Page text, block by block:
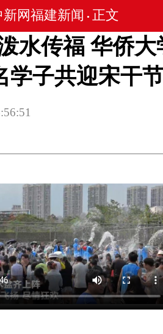
新网福建新闻 • 正文
水传福 华侨大
学子共迎宋干